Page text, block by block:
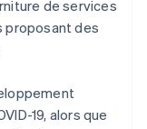
de services
proposant des
19, alors que